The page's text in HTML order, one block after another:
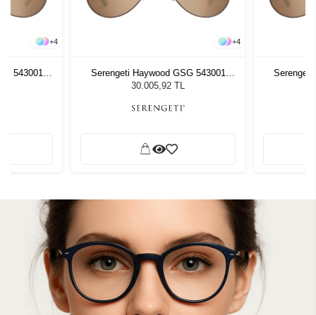
+4
543001
+4
Serengeti Haywood GSG 543001
Unisex Güneş Gözlüğü
30.005,92 TL
Serengeti